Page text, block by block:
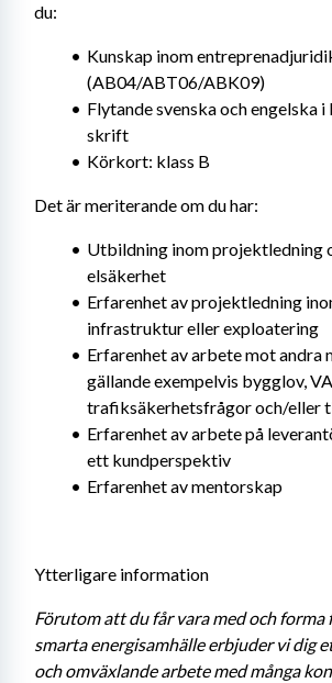
du:
Kunskap inom
(AB04/ABT06/ABK09)
Flytande svenska och engelska i
skrift
Körkort: klass B
Det är meriterande om du har:
Utbildning inom projektledning
elsäkerhet
Erfarenhet av projektledning
infrastruktur eller exploatering
Erfarenhet av arbete mot andra
gällande exempelvis bygglov,
trafiksäkerhetsfrågor och/eller
Erfarenhet av arbete på
ett kundperspektiv
Erfarenhet av mentorskap
Ytterligare information
Förutom att du får vara med och forma
smarta energisamhälle erbjuder vi dig
och omväxlande arbete med många